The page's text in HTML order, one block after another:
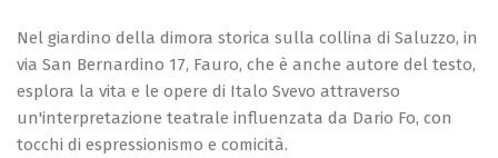
Nel giardino della dimora storica sulla collina di Saluzzo, in
via San Bernardino 17, Fauro, che è anche autore del testo,
esplora la vita e le opere di Italo Svevo attraverso
un'interpretazione teatrale influenzata da Dario Fo, con
tocchi di espressionismo e comicità.